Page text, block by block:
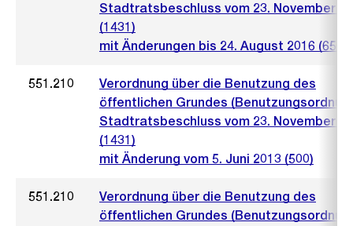
Stadtratsbeschluss vom 23. November
(1431)
mit Änderungen bis 24. August 2016 (656)
551.210
Verordnung über die Benutzung des
öffentlichen Grundes
Stadtratsbeschluss vom 23. November
(1431)
mit Änderung vom 5. Juni 2013 (500)
551.210
Verordnung über die Benutzung des
öffentlichen Grundes